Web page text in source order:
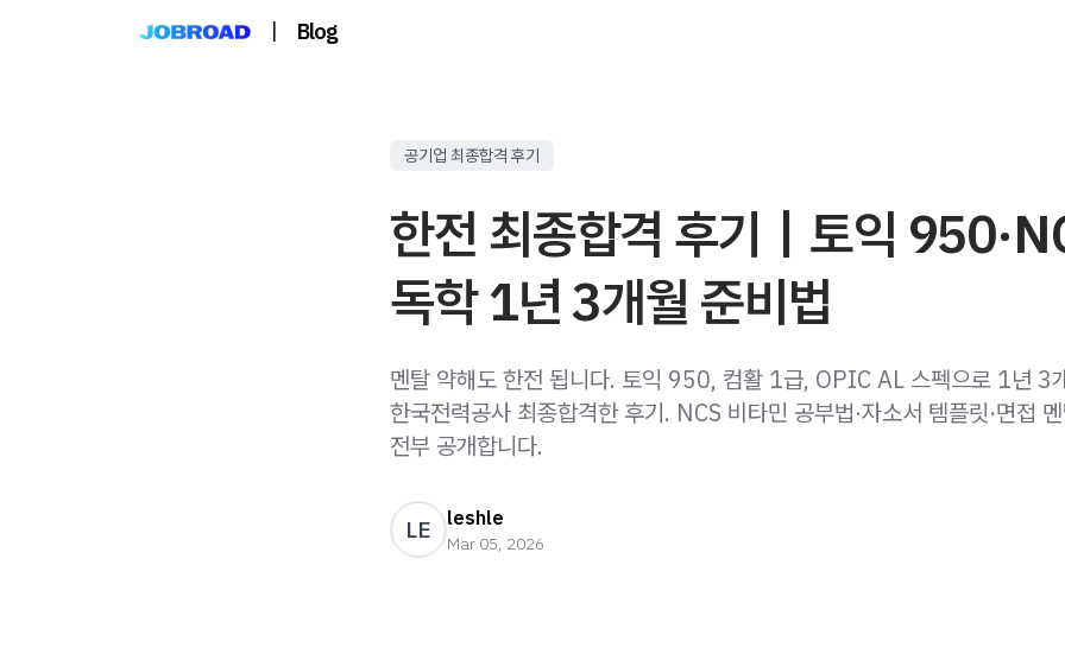
| Blog
공기업 최종합격 후기
한전 최종합격 후기｜토익
독학 1년 3개월 준비법
멘탈 약해도 한전 됩니다. 토익 950, 컴활 1급, OPIC AL 스펙으로 1년 3
한국전력공사 최종합격한 후기. NCS 비타민 공부법·자소서 템플릿·면접
전부 공개합니다.
LE leshle
Mar 05, 2026